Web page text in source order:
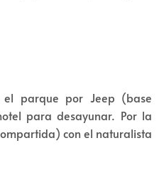
parque por Jeep (base
para desayunar. Por la
con el naturalista